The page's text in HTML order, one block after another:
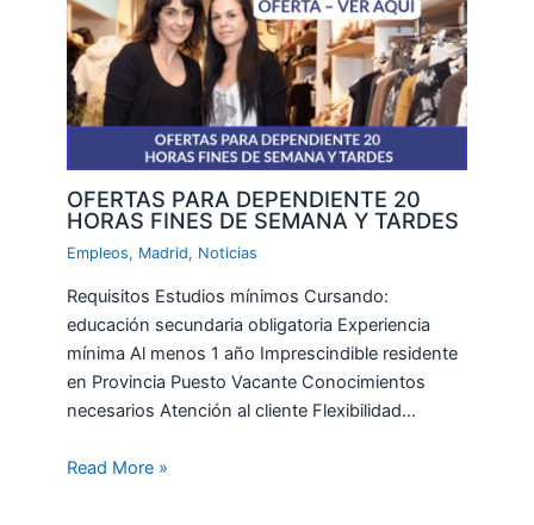
OFERTAS PARA DEPENDIENTE 20
HORAS FINES DE SEMANA Y TARDES
Empleos, Madrid, Noticias
Requisitos Estudios mínimos Cursando:
educación secundaria obligatoria Experiencia
mínima Al menos 1 año Imprescindible residente
en Provincia Puesto Vacante Conocimientos
necesarios Atención al cliente Flexibilidad…
Read More »